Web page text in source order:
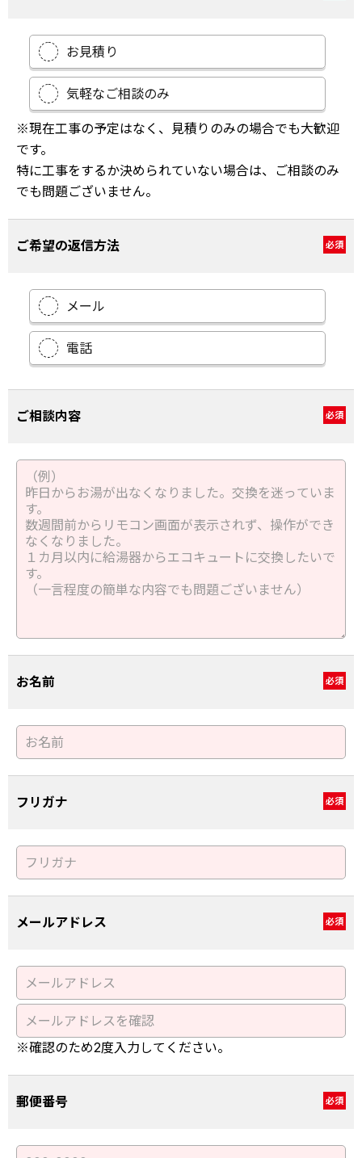
お見積り
気軽なご相談のみ
※現在工事の予定はなく、見積りのみの場合でも大歓迎
です。
特に工事をするか決められていない場合は、ご相談のみ
でも問題ございません。
ご希望の返信方法 必須
メール
電話
ご相談内容 必須
お名前 必須
フリガナ 必須
メールアドレス 必須
※確認のため2度入力してください。
郵便番号 必須